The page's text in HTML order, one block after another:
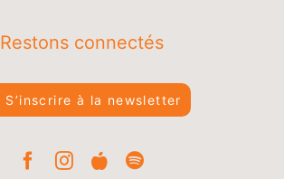
Restons connectés
S’inscrire à la newsletter